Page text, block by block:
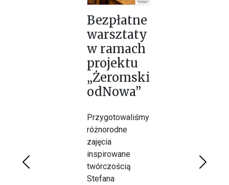
Bezpłatne
warsztaty
w ramach
projektu
„Żeromski
odNowa”
Przygotowaliśmy
różnorodne
zajęcia
inspirowane
twórczością
Stefana
Poprzednie Dalej